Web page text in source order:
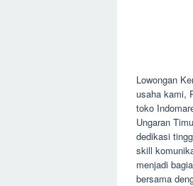
Lowongan
usaha kami,
toko
Ungaran
dedikasi
skill
menjadi
bersama